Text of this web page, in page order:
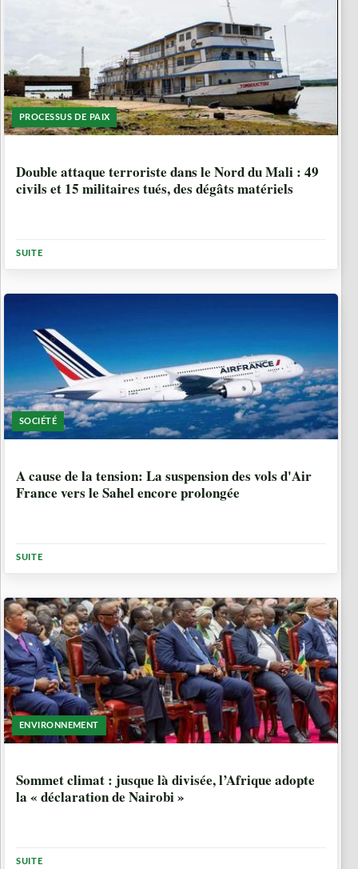
PROCESSUS DE PAIX
Double attaque terroriste dans le Nord du Mali : 49
civils et 15 militaires tués, des dégâts matériels
SUITE
SOCIÉTÉ
A cause de la tension: La suspension des vols d'Air
France vers le Sahel encore prolongée
SUITE
ENVIRONNEMENT
Sommet climat : jusque là divisée, l’Afrique adopte
la « déclaration de Nairobi »
SUITE